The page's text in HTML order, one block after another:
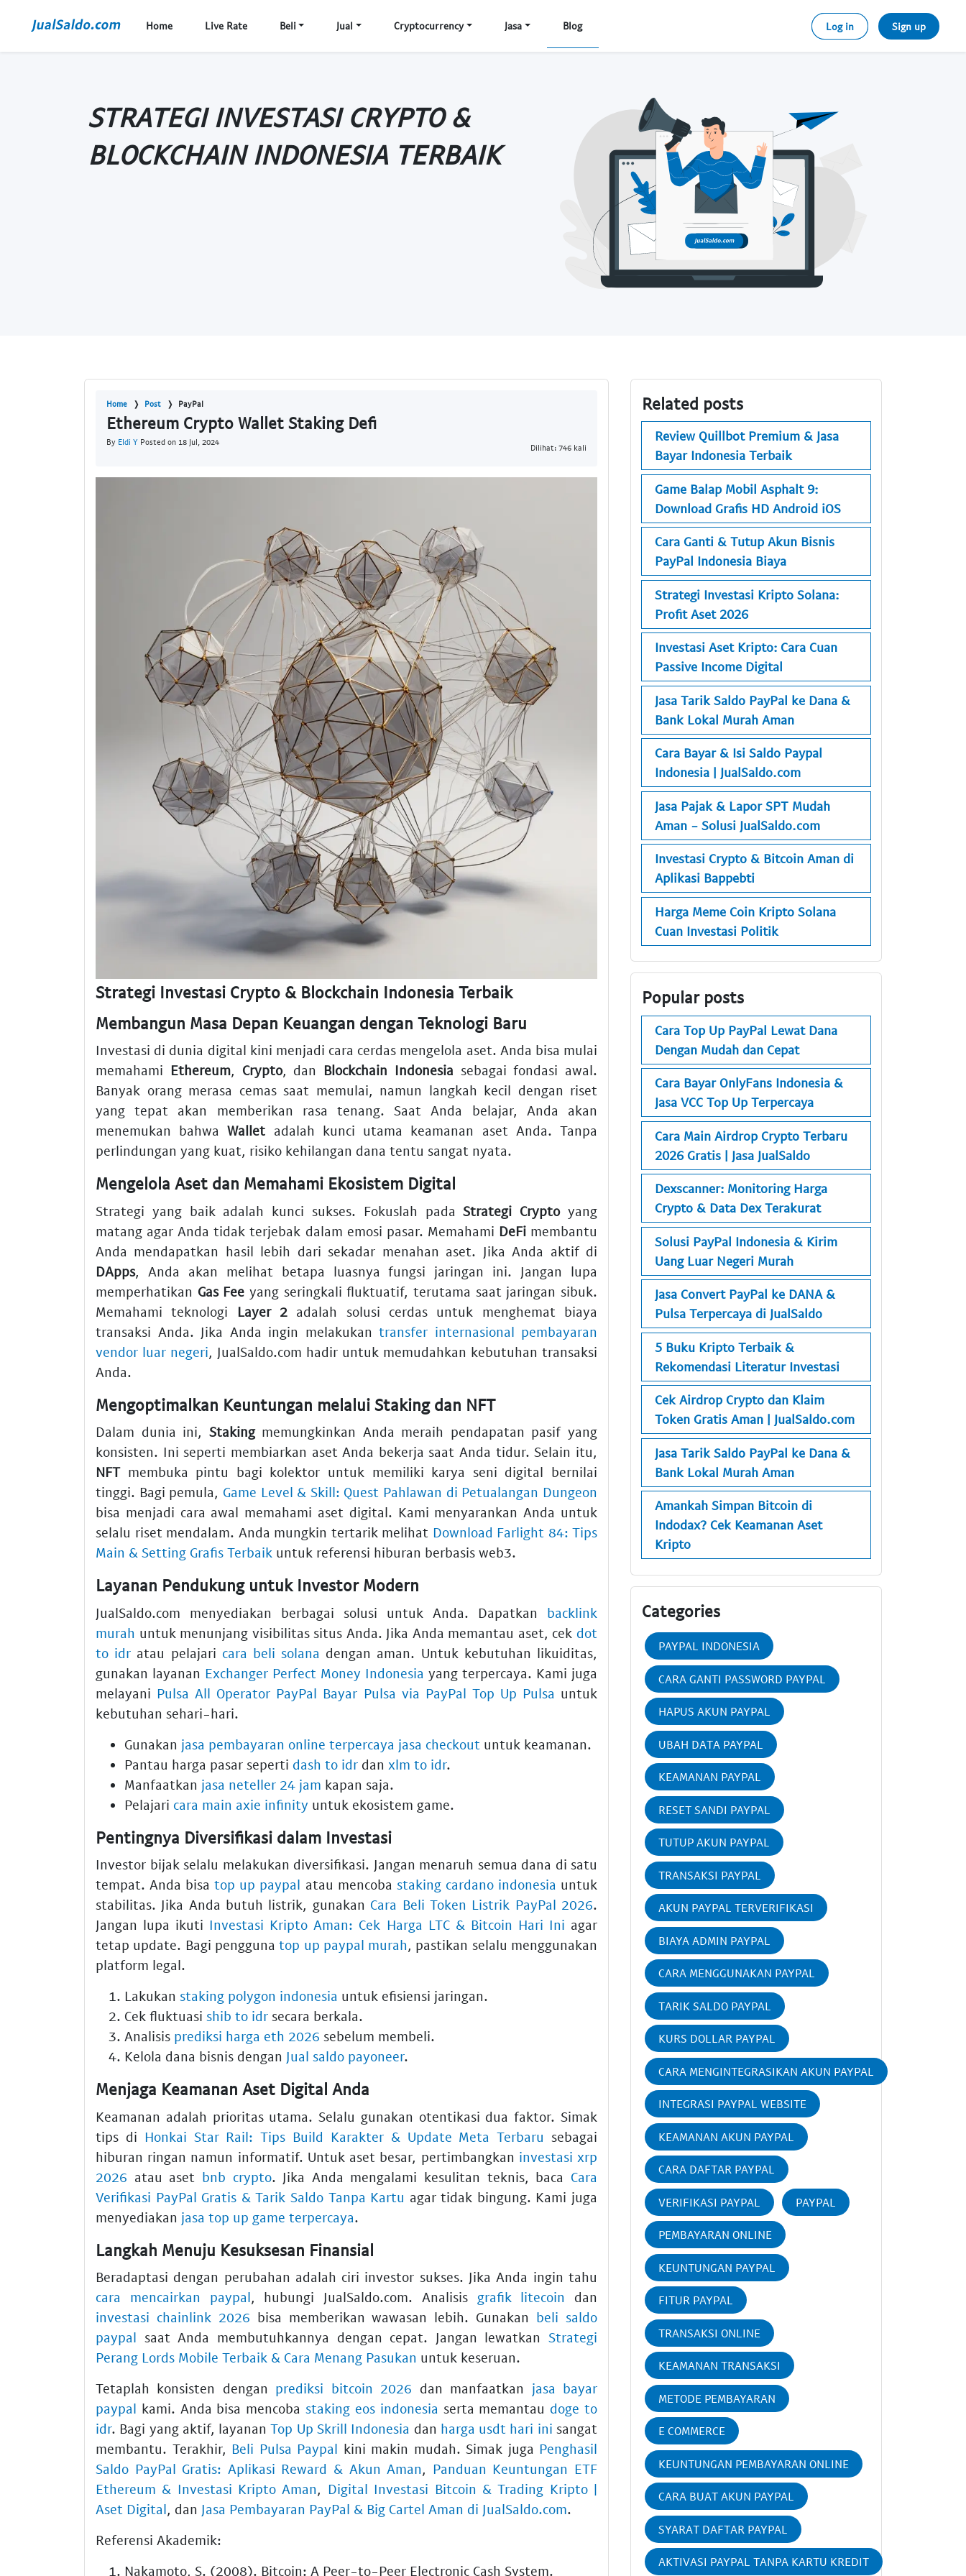
Home Live Rate Beli Jual Cryptocurrency Jasa Blog Log in Sign up
STRATEGI INVESTASI CRYPTO &
BLOCKCHAIN INDONESIA TERBAIK
Home Post PayPal
Ethereum Crypto Wallet Staking Defi
By Eldi Y Posted on 18 Jul, 2024
Dilihat: 746 kali
Strategi Investasi Crypto & Blockchain Indonesia Terbaik
Membangun Masa Depan Keuangan dengan Teknologi Baru
Investasi di dunia digital kini menjadi cara cerdas mengelola aset. Anda bisa mulai
memahami Ethereum, Crypto, dan Blockchain Indonesia sebagai fondasi awal.
Banyak orang merasa cemas saat memulai, namun langkah kecil dengan riset
yang tepat akan memberikan rasa tenang. Saat Anda belajar, Anda akan
menemukan bahwaWallet adalah kunci utama keamanan aset Anda. Tanpa
perlindungan yang kuat, risiko kehilangan dana tentu sangat nyata.
Mengelola Aset dan Memahami Ekosistem Digital
Strategi yang baik adalah kunci sukses. Fokuslah padaStrategi Cryptoyang
matang agar Anda tidak terjebak dalam emosi pasar. Memahami DeFimembantu
Anda mendapatkan hasil lebih dari sekadar menahan aset. Jika Anda aktif di
DApps, Anda akan melihat betapa luasnya fungsi jaringan ini. Jangan lupa
memperhatikan Gas Fee yang seringkali fluktuatif, terutama saat jaringan sibuk.
Memahami teknologi
Layer 2 adalah solusi cerdas untuk menghemat biaya
transaksi Anda. Jika Anda ingin melakukan transfer internasional pembayaran
vendor luar negeri, JualSaldo.com hadir untuk memudahkan kebutuhan transaksi
Anda.
Mengoptimalkan Keuntungan melalui Staking dan NFT
Dalam dunia ini, Stakingmemungkinkan Anda meraih pendapatan pasif yang
konsisten. Ini seperti membiarkan aset Anda bekerja saat Anda tidur. Selain itu,
NFTmembuka pintu bagi kolektor untuk memiliki karya seni digital bernilai
tinggi. Bagi pemula, Game Level & Skill: Quest Pahlawan di Petualangan Dungeon
bisa menjadi cara awal memahami aset digital. Kami menyarankan Anda untuk
selalu riset mendalam. Anda mungkin tertarik melihat Download Farlight 84: Tips
Main & Setting Grafis Terbaik untuk referensi hiburan berbasis web3.
Layanan Pendukung untuk Investor Modern
JualSaldo.com menyediakan berbagai solusi untuk Anda. Dapatkan backlink
murah untuk menunjang visibilitas situs Anda. Jika Anda memantau aset, cek dot
to idr atau pelajari cara beli solana dengan aman. Untuk kebutuhan likuiditas,
gunakan layanan Exchanger Perfect Money Indonesia yang terpercaya. Kami juga
melayani Pulsa All Operator PayPal Bayar Pulsa via PayPal Top Up Pulsa untuk
kebutuhan sehari-hari.
Gunakan jasa pembayaran online terpercaya jasa checkout untuk keamanan.
Pantau harga pasar seperti dash to idr dan xlm to idr.
Manfaatkan jasa neteller 24 jam kapan saja.
Pelajari cara main axie infinity untuk ekosistem game.
Pentingnya Diversifikasi dalam Investasi
Investor bijak selalu melakukan diversifikasi. Jangan menaruh semua dana di satu
tempat. Anda bisatop up paypal atau mencoba staking cardano indonesia untuk
stabilitas. Jika Anda butuh listrik, gunakan Cara Beli Token Listrik PayPal 2026.
Jangan lupa ikuti Investasi Kripto Aman: Cek Harga LTC & Bitcoin Hari Ini agar
tetap update. Bagi penggunatop up paypal murah, pastikan selalu menggunakan
platform legal.
Lakukan staking polygon indonesia untuk efisiensi jaringan.
Cek fluktuasi shib to idr secara berkala.
Analisis prediksi harga eth 2026 sebelum membeli.
Kelola dana bisnis dengan Jual saldo payoneer.
Menjaga Keamanan Aset Digital Anda
Keamanan adalah prioritas utama. Selalu gunakan otentikasi dua faktor. Simak
tips di Honkai Star Rail: Tips Build Karakter & Update Meta Terbaru sebagai
hiburan ringan namun informatif. Untuk aset besar, pertimbangkan investasi xrp
2026 atau aset bnb crypto. Jika Anda mengalami kesulitan teknis, baca Cara
Verifikasi PayPal Gratis & Tarik Saldo Tanpa Kartu agar tidak bingung. Kami juga
menyediakan jasa top up game terpercaya.
Langkah Menuju Kesuksesan Finansial
Beradaptasi dengan perubahan adalah ciri investor sukses. Jika Anda ingin tahu
cara mencairkan paypal, hubungi JualSaldo.com. Analisis grafik litecoin dan
investasi chainlink 2026 bisa memberikan wawasan lebih. Gunakan beli saldo
paypal saat Anda membutuhkannya dengan cepat. Jangan lewatkan Strategi
Perang Lords Mobile Terbaik & Cara Menang Pasukan untuk keseruan.
Tetaplah konsisten dengan prediksi bitcoin 2026 dan manfaatkan jasa bayar
paypal kami. Anda bisa mencobastaking eos indonesia serta memantau doge to
idr. Bagi yang aktif, layananTop Up Skrill Indonesia dan harga usdt hari ini sangat
membantu. Terakhir, Beli Pulsa Paypal kini makin mudah. Simak juga Penghasil
Saldo PayPal Gratis: Aplikasi Reward & Akun Aman, Panduan Keuntungan ETF
Ethereum & Investasi Kripto Aman, Digital Investasi Bitcoin & Trading Kripto |
Aset Digital, dan Jasa Pembayaran PayPal & Big Cartel Aman di JualSaldo.com.
Referensi Akademik:
Nakamoto, S. (2008). Bitcoin: A Peer-to-Peer Electronic Cash System.
Related posts
Review Quillbot Premium & Jasa
Bayar Indonesia Terbaik
Game Balap Mobil Asphalt 9:
Download Grafis HD Android iOS
Cara Ganti & Tutup Akun Bisnis
PayPal Indonesia Biaya
Strategi Investasi Kripto Solana:
Profit Aset 2026
Investasi Aset Kripto: Cara Cuan
Passive Income Digital
Jasa Tarik Saldo PayPal ke Dana &
Bank Lokal Murah Aman
Cara Bayar & Isi Saldo Paypal
Indonesia | JualSaldo.com
Jasa Pajak & Lapor SPT Mudah
Aman - Solusi JualSaldo.com
Investasi Crypto & Bitcoin Aman di
Aplikasi Bappebti
Harga Meme Coin Kripto Solana
Cuan Investasi Politik
Popular posts
Cara Top Up PayPal Lewat Dana
Dengan Mudah dan Cepat
Cara Bayar OnlyFans Indonesia &
Jasa VCC Top Up Terpercaya
Cara Main Airdrop Crypto Terbaru
2026 Gratis | Jasa JualSaldo
Dexscanner: Monitoring Harga
Crypto & Data Dex Terakurat
Solusi PayPal Indonesia & Kirim
Uang Luar Negeri Murah
Jasa Convert PayPal ke DANA &
Pulsa Terpercaya di JualSaldo
5 Buku Kripto Terbaik &
Rekomendasi Literatur Investasi
Cek Airdrop Crypto dan Klaim
Token Gratis Aman | JualSaldo.com
Jasa Tarik Saldo PayPal ke Dana &
Bank Lokal Murah Aman
Amankah Simpan Bitcoin di
Indodax? Cek Keamanan Aset
Kripto
Categories
PAYPAL INDONESIA
CARA GANTI PASSWORD PAYPAL
HAPUS AKUN PAYPAL
UBAH DATA PAYPAL
KEAMANAN PAYPAL
RESET SANDI PAYPAL
TUTUP AKUN PAYPAL
TRANSAKSI PAYPAL
AKUN PAYPAL TERVERIFIKASI
BIAYA ADMIN PAYPAL
CARA MENGGUNAKAN PAYPAL
TARIK SALDO PAYPAL
KURS DOLLAR PAYPAL
CARA MENGINTEGRASIKAN AKUN PAYPAL
INTEGRASI PAYPAL WEBSITE
KEAMANAN AKUN PAYPAL
CARA DAFTAR PAYPAL
VERIFIKASI PAYPAL PAYPAL
PEMBAYARAN ONLINE
KEUNTUNGAN PAYPAL
FITUR PAYPAL
TRANSAKSI ONLINE
KEAMANAN TRANSAKSI
METODE PEMBAYARAN
E COMMERCE
KEUNTUNGAN PEMBAYARAN ONLINE
CARA BUAT AKUN PAYPAL
SYARAT DAFTAR PAYPAL
AKTIVASI PAYPAL TANPA KARTU KREDIT